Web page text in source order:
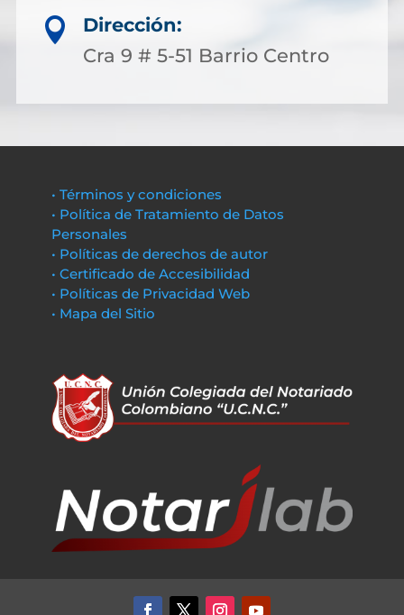

Dirección:
Cra 9 # 5-51 Barrio Centro
• Términos y condiciones
• Política de Tratamiento de Datos
Personales
• Políticas de derechos de autor
• Certificado de Accesibilidad
• Políticas de Privacidad Web
• Mapa del Sitio